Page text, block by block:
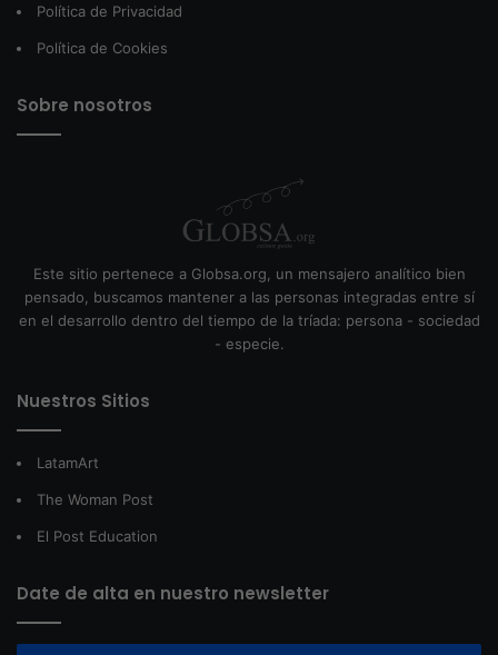
Política de Privacidad
Política de Cookies
Sobre nosotros
Este sitio pertenece a Globsa.org, un mensajero analítico bien
pensado, buscamos mantener a las personas integradas entre sí
en el desarrollo dentro del tiempo de la tríada: persona - sociedad
- especie.
Nuestros Sitios
LatamArt
The Woman Post
El Post Education
Date de alta en nuestro newsletter